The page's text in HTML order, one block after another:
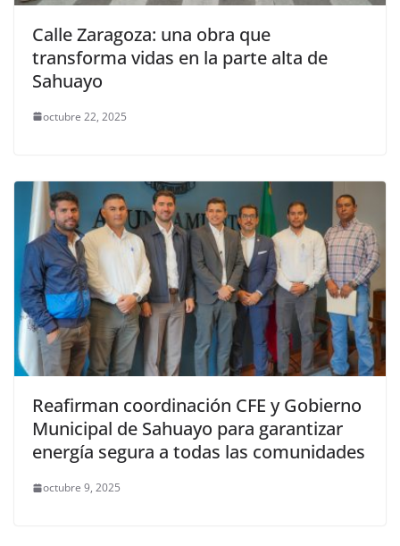
Calle Zaragoza: una obra que
transforma vidas en la parte alta de
Sahuayo
octubre 22, 2025
Reafirman coordinación CFE y Gobierno
Municipal de Sahuayo para garantizar
energía segura a todas las comunidades
octubre 9, 2025